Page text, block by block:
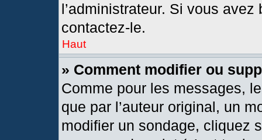
l’administrateur. Si vous
contactez-le.
Haut
» Comment modifier ou
Comme pour les messages,
que par l’auteur original, un
modifier un sondage, cliquez